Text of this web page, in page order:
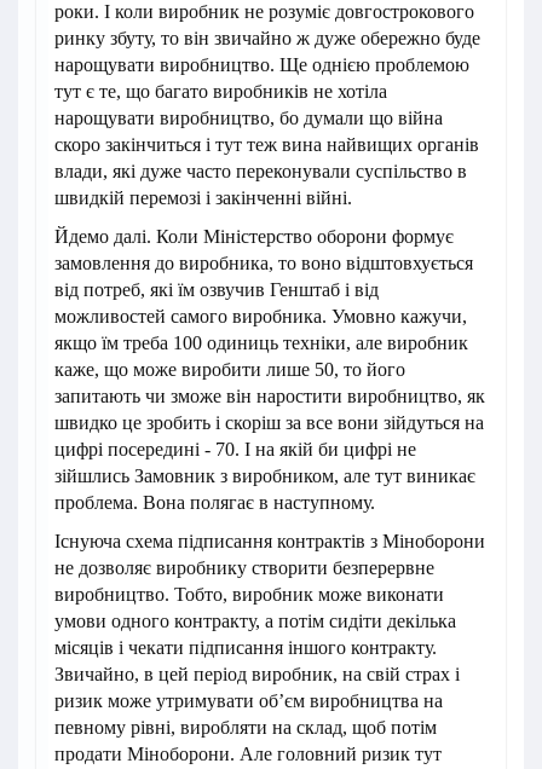
роки. І коли виробник не розуміє довгострокового
ринку збуту, то він звичайно ж дуже обережно буде
нарощувати виробництво. Ще однією проблемою
тут є те, що багато виробників не хотіла
нарощувати виробництво, бо думали що війна
скоро закінчиться і тут теж вина найвищих органів
влади, які дуже часто переконували суспільство в
швидкій перемозі і закінченні війні.
Йдемо далі. Коли Міністерство оборони формує
замовлення до виробника, то воно відштовхується
від потреб, які їм озвучив Генштаб і від
можливостей самого виробника. Умовно кажучи,
якщо їм треба 100 одиниць техніки, але виробник
каже, що може виробити лише 50, то його
запитають чи зможе він наростити виробництво, як
швидко це зробить і скоріш за все вони зійдуться на
цифрі посередині - 70. І на якій би цифрі не
зійшлись Замовник з виробником, але тут виникає
проблема. Вона полягає в наступному.
Існуюча схема підписання контрактів з Міноборони
не дозволяє виробнику створити безперервне
виробництво. Тобто, виробник може виконати
умови одного контракту, а потім сидіти декілька
місяців і чекати підписання іншого контракту.
Звичайно, в цей період виробник, на свій страх і
ризик може утримувати об’єм виробництва на
певному рівні, виробляти на склад, щоб потім
продати Міноборони. Але головний ризик тут